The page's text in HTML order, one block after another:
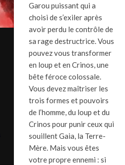
Garou puissant qui a
choisi de s’exiler après
avoir perdu le contrôle de
sa rage destructrice. Vous
pouvez vous transformer
en loup et en Crinos, une
bête féroce colossale.
Vous devez maîtriser les
trois formes et pouvoirs
de l’homme, du loup et du
Crinos pour punir ceux qui
souillent Gaia, la Terre-
Mère. Mais vous êtes
votre propre ennemi : si